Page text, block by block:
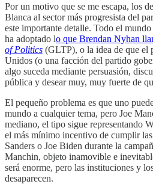
Por un motivo que se me escapa, los
Blanca al sector más progresista del
este importante detalle. Todo el
ha adoptado lo que Brendan Nyhan
of Politics (GLTP), o la idea de que el
Unidos (o una facción del partido
algo suceda mediante persuasión,
pública y desear muy, muy fuerte de
El pequeño problema es que uno
mundo a cualquier tema, pero Joe
mediano, el tipo sigue representando
el más mínimo incentivo de cumplir
Sanders o Joe Biden durante la
Manchin, objeto inamovible e
será enorme, pero las instituciones y
desaparecen.